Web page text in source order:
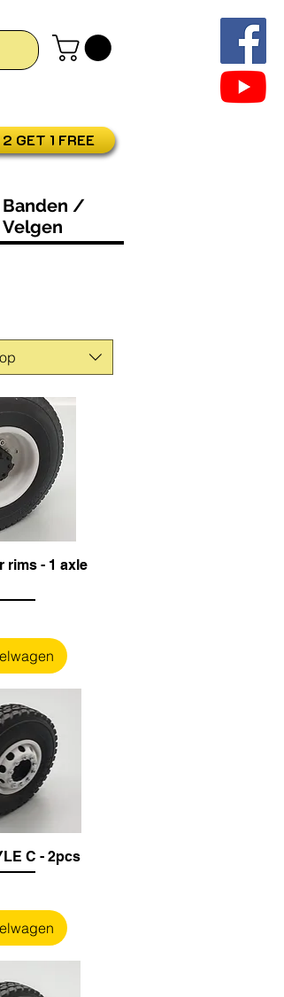
GET 1 FREE
Banden /
Velgen
rims - 1 axle
C - 2pcs